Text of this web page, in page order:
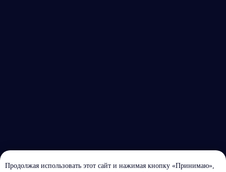
Продолжая использовать этот сайт и нажимая кнопку «Принимаю»,